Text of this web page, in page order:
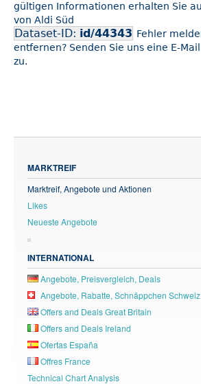
gültigen Informationen erhalten Sie
von Aldi Süd
Dataset-ID: id/44343 Fehler
entfernen? Senden Sie uns eine E-
zu.
MARKTREIF
Marktreif, Angebote und Aktionen
Likes
Neueste Angebote
INTERNATIONAL
Angebote, Preisvergleich, Deals
Angebote, Rabatte, Schnäppchen Schweiz
Offers and Deals Great Britain
Offers and Deals Ireland
Ofertas España
Offres France
Technical Chart Analysis